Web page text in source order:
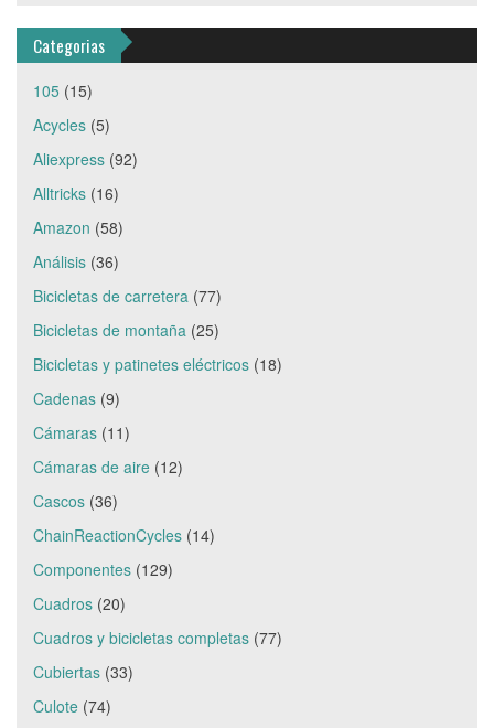
Categorias
105 (15)
Acycles (5)
Aliexpress (92)
Alltricks (16)
Amazon (58)
Análisis (36)
Bicicletas de carretera (77)
Bicicletas de montaña (25)
Bicicletas y patinetes eléctricos (18)
Cadenas (9)
Cámaras (11)
Cámaras de aire (12)
Cascos (36)
ChainReactionCycles (14)
Componentes (129)
Cuadros (20)
Cuadros y bicicletas completas (77)
Cubiertas (33)
Culote (74)